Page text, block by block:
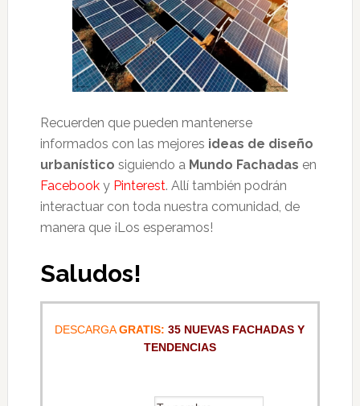
Recuerden que pueden mantenerse
informados con las mejores ideas de diseño
urbanístico siguiendo a Mundo Fachadas en
Facebooky Pinterest. Allí también podrán
interactuar con toda nuestra comunidad, de
manera que ¡Los esperamos!
Saludos!
DESCARGAGRATIS: 35 NUEVAS FACHADAS Y
TENDENCIAS